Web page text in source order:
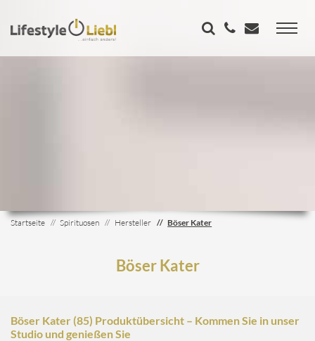
Startseite Spirituosen Hersteller Böser Kater
Böser Kater
Böser Kater (85) Produktübersicht – Kommen Sie in unser
Studio und genießen Sie